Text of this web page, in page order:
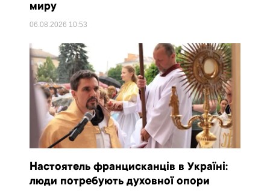
миру
06.08.2026 10:53
Настоятель францисканців в Україні:
люди потребують духовної опори